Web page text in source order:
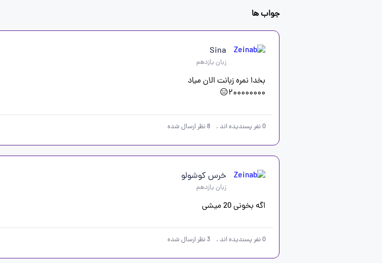
جواب ها
Sina
زبان یازدهم
۲۰۰۰۰۰۰۰۰😑
0نفر پسندیده اند .
8نظر ارسال شده
خرس کوشولو
زبان یازدهم
اگه بخونی 20 میشی
0نفر پسندیده اند .
3نظر ارسال شده